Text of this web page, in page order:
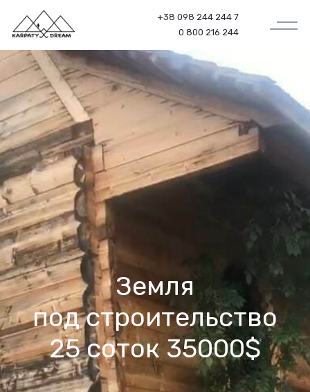
0 800 216 244
+38 098 244 244 7
Земля
под строительство
25 соток 35000$